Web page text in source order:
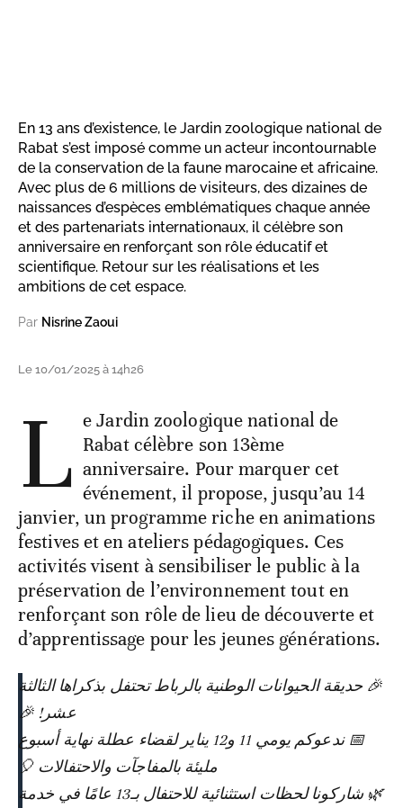
En 13 ans d’existence, le Jardin zoologique national de
Rabat s’est imposé comme un acteur incontournable
de la conservation de la faune marocaine et africaine.
Avec plus de 6 millions de visiteurs, des dizaines de
naissances d’espèces emblématiques chaque année
et des partenariats internationaux, il célèbre son
anniversaire en renforçant son rôle éducatif et
scientifique. Retour sur les réalisations et les
ambitions de cet espace.
Par Nisrine Zaoui
Le 10/01/2025 à 14h26
L e Jardin zoologique national de
Rabat célèbre son 13ème
anniversaire. Pour marquer cet
événement, il propose, jusqu’au 14
janvier, un programme riche en animations
festives et en ateliers pédagogiques. Ces
activités visent à sensibiliser le public à la
préservation de l’environnement tout en
renforçant son rôle de lieu de découverte et
d’apprentissage pour les jeunes générations.
🎉 حديقة الحيوانات الوطنية بالرباط تحتفل بذكراها الثالثة
عشر! 🎉
📅 ندعوكم يومي 11 و12 يناير لقضاء عطلة نهاية أسبوع
مليئة بالمفاجآت والاحتفالات 🎈
🌿 شاركونا لحظات استثنائية للاحتفال بـ13 عامًا في خدمة